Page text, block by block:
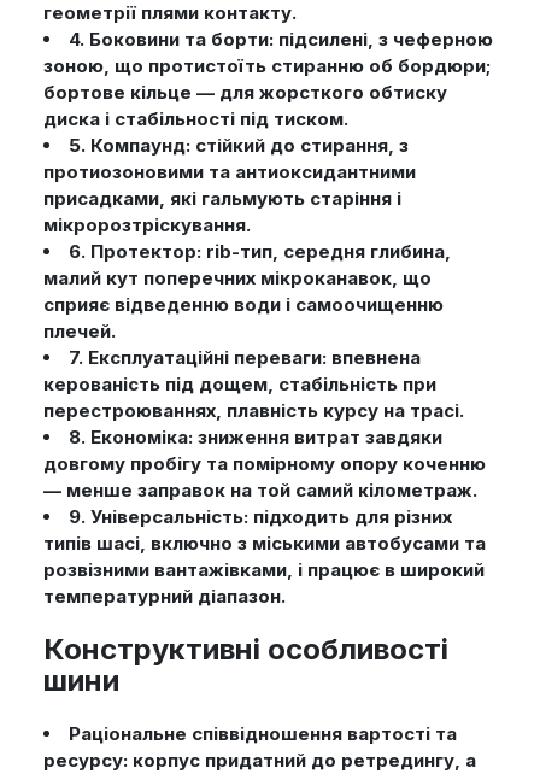
геометрії плями контакту.
4. Боковини та борти: підсилені, з чеферною
зоною, що протистоїть стиранню об бордюри;
бортове кільце — для жорсткого обтиску
диска і стабільності під тиском.
5. Компаунд: стійкий до стирання, з
протиозоновими та антиоксидантними
присадками, які гальмують старіння і
мікророзтріскування.
6. Протектор: rib-тип, середня глибина,
малий кут поперечних мікроканавок, що
сприяє відведенню води і самоочищенню
плечей.
7. Експлуатаційні переваги: впевнена
керованість під дощем, стабільність при
перестроюваннях, плавність курсу на трасі.
8. Економіка: зниження витрат завдяки
довгому пробігу та помірному опору коченню
— менше заправок на той самий кілометраж.
9. Універсальність: підходить для різних
типів шасі, включно з міськими автобусами та
розвізними вантажівками, і працює в широкий
температурний діапазон.
Конструктивні особливості
шини
Раціональне співвідношення вартості та
ресурсу: корпус придатний до ретредингу, а